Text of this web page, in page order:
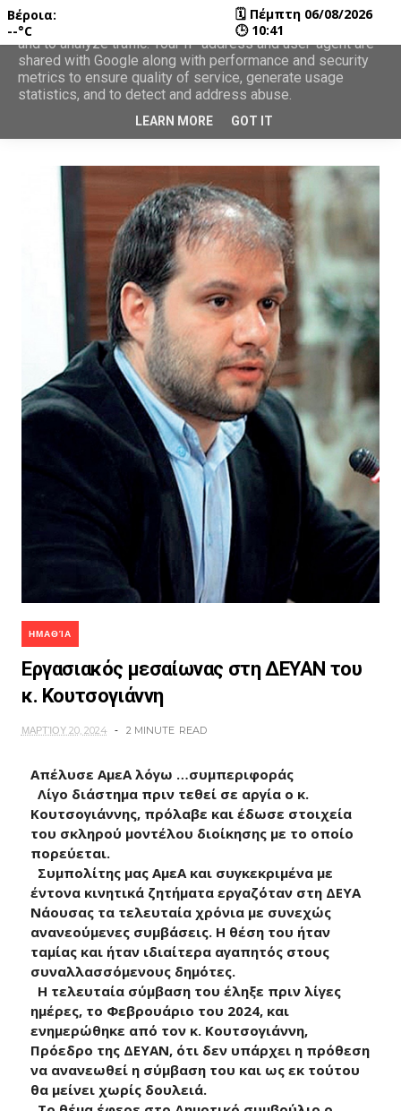
ΗΜΑΘΊΑ
Εργασιακός μεσαίωνας στη ΔΕΥΑΝ του
κ. Κουτσογιάννη
ΜΑΡΤΊΟΥ 20, 2024 2 MINUTE READ
Απέλυσε ΑμεΑ λόγω …συμπεριφοράς
Λίγο διάστημα πριν τεθεί σε αργία ο κ.
Κουτσογιάννης, πρόλαβε και έδωσε στοιχεία
του σκληρού μοντέλου διοίκησης με το οποίο
πορεύεται.
Συμπολίτης μας ΑμεΑ και συγκεκριμένα με
έντονα κινητικά ζητήματα εργαζόταν στη ΔΕΥΑ
Νάουσας τα τελευταία χρόνια με συνεχώς
ανανεούμενες συμβάσεις. Η θέση του ήταν
ταμίας και ήταν ιδιαίτερα αγαπητός στους
συναλλασσόμενους δημότες.
Η τελευταία σύμβαση του έληξε πριν λίγες
ημέρες, το Φεβρουάριο του 2024, και
ενημερώθηκε από τον κ. Κουτσογιάννη,
Πρόεδρο της ΔΕΥΑΝ, ότι δεν υπάρχει η πρόθεση
να ανανεωθεί η σύμβαση του και ως εκ τούτου
θα μείνει χωρίς δουλειά.
Βέροια:
--°C
🗓 Πέμπτη 06/08/2026
🕒 10:41
This site uses cookies from Google to deliver its services
and to analyze traffic. Your IP address and user-agent are
shared with Google along with performance and security
metrics to ensure quality of service, generate usage
statistics, and to detect and address abuse.
LEARN MORE GOT IT